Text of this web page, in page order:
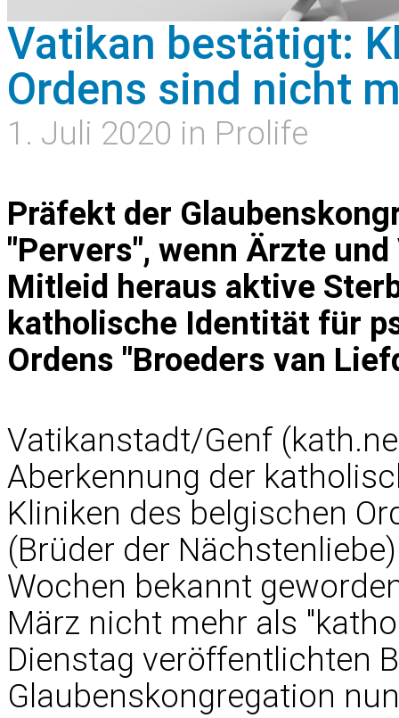
Vatikan bestätigt:
Ordens sind nicht
1. Juli 2020 in Prolife
Präfekt der
"Pervers", wenn Ärzte
Mitleid heraus aktive
katholische Identität für
Ordens "Broeders van
Vatikanstadt/Genf
Aberkennung der
Kliniken des belgischen
(Brüder der
Wochen bekannt
März nicht mehr als
Dienstag veröffentlichten
Glaubenskongregation